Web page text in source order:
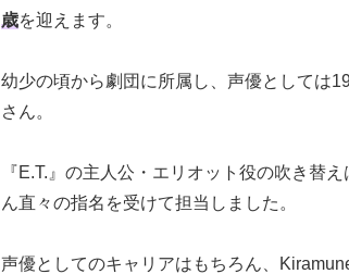
歳を迎えます。
幼少の頃から劇団に所属し、声優としては
さん。
『E.T.』の主人公・エリオット役の吹き替
ん直々の指名を受けて担当しました。
声優としてのキャリアはもちろん、